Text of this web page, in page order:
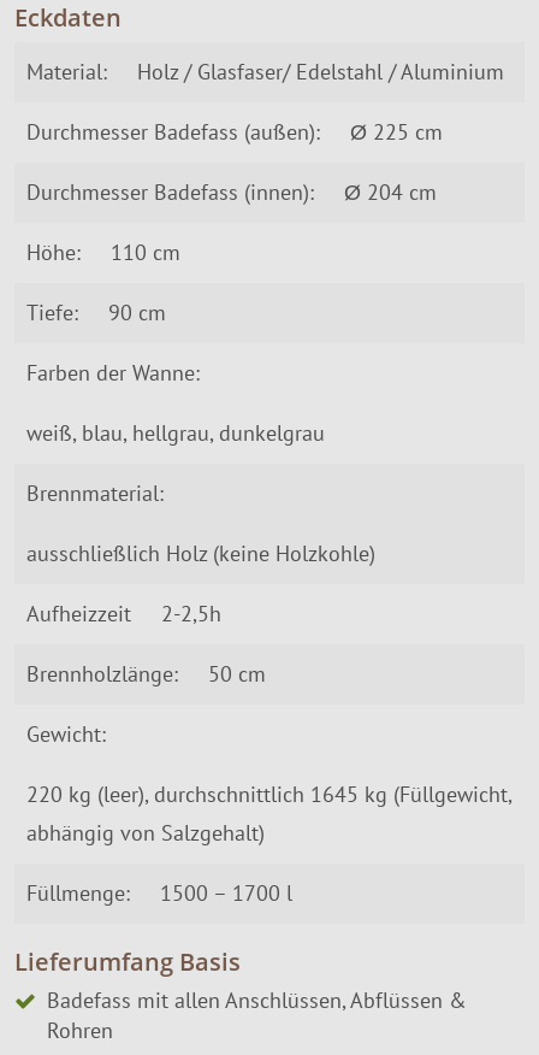
Eckdaten
Material: Holz / Glasfaser/ Edelstahl / Aluminium
Durchmesser Badefass (außen): Ø 225 cm
Durchmesser Badefass (innen): Ø 204 cm
Höhe: 110 cm
Tiefe: 90 cm
Farben der Wanne:
weiß, blau, hellgrau, dunkelgrau
Brennmaterial:
ausschließlich Holz (keine Holzkohle)
Aufheizzeit 2-2,5h
Brennholzlänge: 50 cm
Gewicht:
220 kg (leer), durchschnittlich 1645 kg (Füllgewicht,
abhängig von Salzgehalt)
Füllmenge: 1500 – 1700 l
Lieferumfang Basis
Badefass mit allen Anschlüssen, Abflüssen &
Rohren